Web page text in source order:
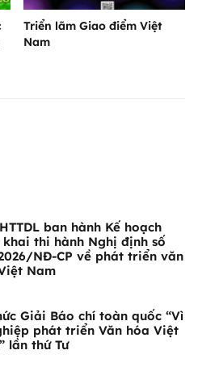
Triển lãm Giao điểm Việt
Nam
ban hành Kế hoạch
thi hành Nghị định số
NĐ-CP về phát triển văn
Nam
Giải Báo chí toàn quốc “Vì
phát triển Văn hóa Việt
lần thứ Tư